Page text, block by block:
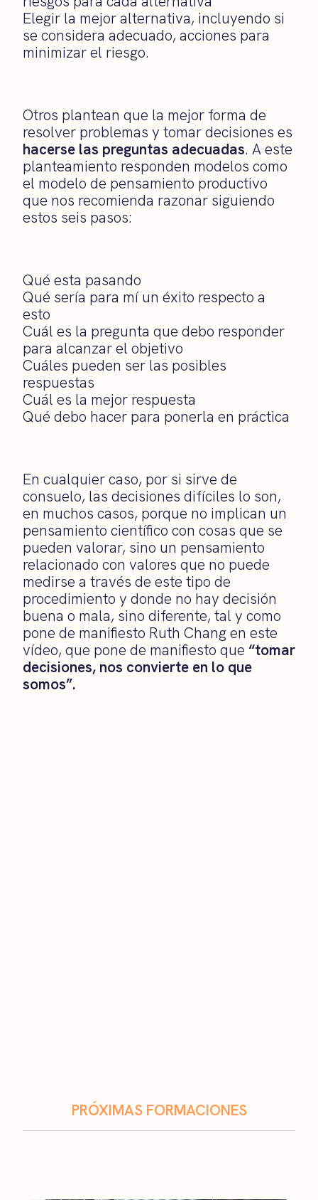
Elegir la mejor alternativa, incluyendo si
se considera adecuado, acciones para
minimizar el riesgo.
Otros plantean que la mejor forma de
resolver problemas y tomar decisiones es
hacerse las preguntas adecuadas. A este
planteamiento responden modelos como
el modelo de pensamiento productivo
que nos recomienda razonar siguiendo
estos seis pasos:
Qué esta pasando
Qué sería para mí un éxito respecto a
esto
Cuál es la pregunta que debo responder
para alcanzar el objetivo
Cuáles pueden ser las posibles
respuestas
Cuál es la mejor respuesta
Qué debo hacer para ponerla en práctica
En cualquier caso, por si sirve de
consuelo, las decisiones difíciles lo son,
en muchos casos, porque no implican un
pensamiento científico con cosas que se
pueden valorar, sino un pensamiento
relacionado con valores que no puede
medirse a través de este tipo de
procedimiento y donde no hay decisión
buena o mala, sino diferente, tal y como
pone de manifiesto Ruth Chang en este
vídeo, que pone de manifiesto que “tomar
decisiones, nos convierte en lo que
somos”.
PRÓXIMAS FORMACIONES